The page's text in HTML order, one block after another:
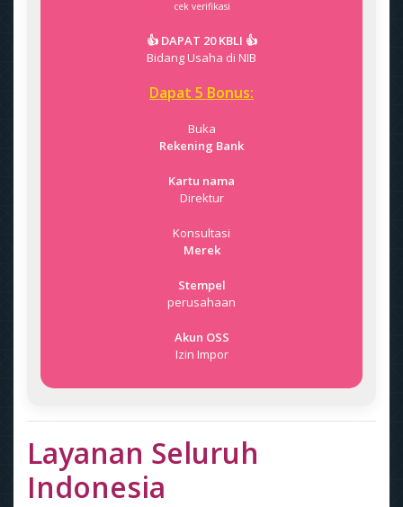
cek verifikasi
👍 DAPAT 20 KBLI 👍
Bidang Usaha di NIB
Dapat 5 Bonus:
Buka
Rekening Bank
Kartu nama
Direktur
Konsultasi
Merek
Stempel
perusahaan
Akun OSS
Izin Impor
Layanan Seluruh
Indonesia